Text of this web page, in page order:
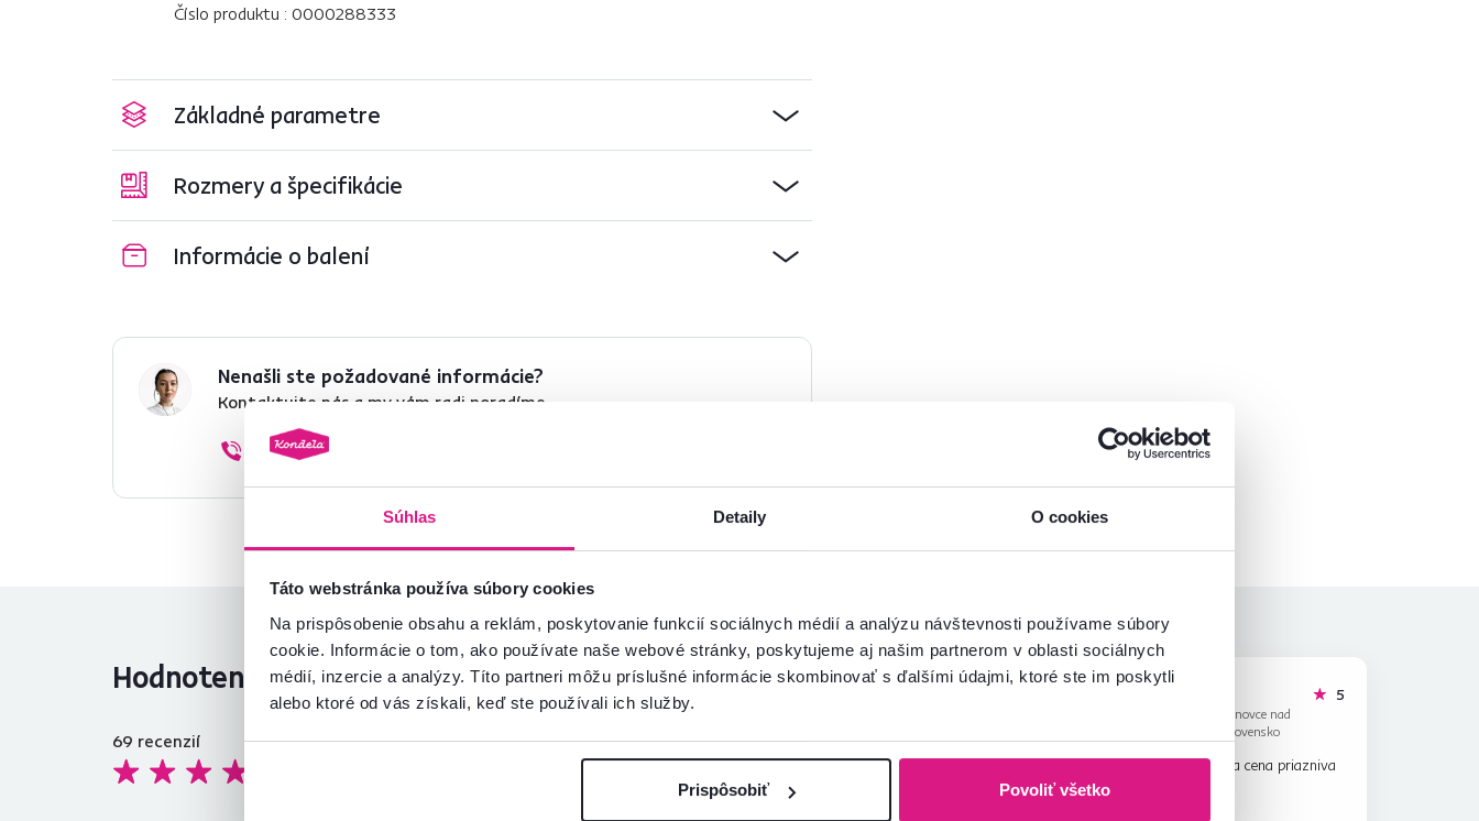
Súhlas Detaily O cookies
Táto webstránka používa súbory cookies
Na prispôsobenie obsahu a reklám, poskytovanie funkcií sociálnych médií a analýzu návštevnosti používame súbory
cookie. Informácie o tom, ako používate naše webové stránky, poskytujeme aj našim partnerom v oblasti sociálnych
médií, inzercie a analýzy. Títo partneri môžu príslušné informácie skombinovať s ďalšími údajmi, ktoré ste im poskytli
alebo ktoré od vás získali, keď ste používali ich služby.
Prispôsobiť Povoliť všetko
Číslo produktu : 0000288333
Základné parametre
Rozmery a špecifikácie
Informácie o balení
Nenašli ste požadované informácie?
Kontaktujte nás a my vám radi poradíme
02/ 40 100 100
Hodnotenia produktu
69 recenzií
J
Jana K.
14.7.2026, Široké,
Odporúčam, hneď sme ho vyskúšali,
spokojnosť celej rodiny, najmä detí.
Veľká spokojnosť.je malé, ale šikovné
ohnisko na grilovanie
4.6.2026, Bánovce nad
Bebravou, Slovensko
5hviezdičiek
Som spokojný z obj a cena priazniva